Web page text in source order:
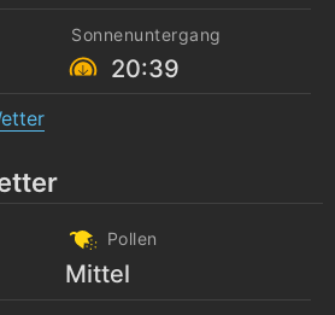
Sonnenuntergang
20:39
Pollen
Mittel